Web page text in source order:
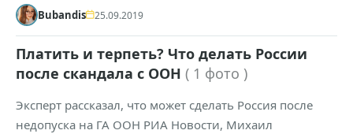
Bubandis 25.09.2019
Платить и терпеть? Что делать России
после скандала с ООН ( 1 фото )
Эксперт рассказал, что может сделать Россия после
недопуска на ГА ООН РИА Новости, Михаил